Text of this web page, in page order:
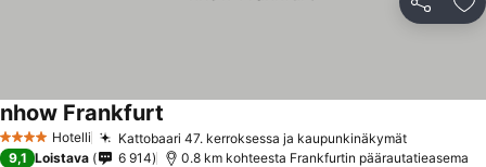
Jaa
4 Tähtiluokitus
Hotelli Kattobaari 47. kerroksessa ja kaupunkinäkymätKatso
nhow Frankfurt
9,1 Loistava 6 914 0.8 km kohteesta Frankfurtin päärautatieasema